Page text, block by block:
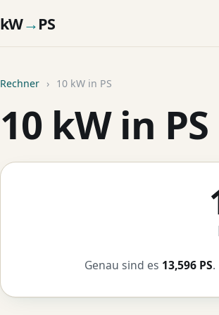
kW→PS
Rechner › 10 kW in PS
10 kW in PS
Genau sind es 13,596 PS